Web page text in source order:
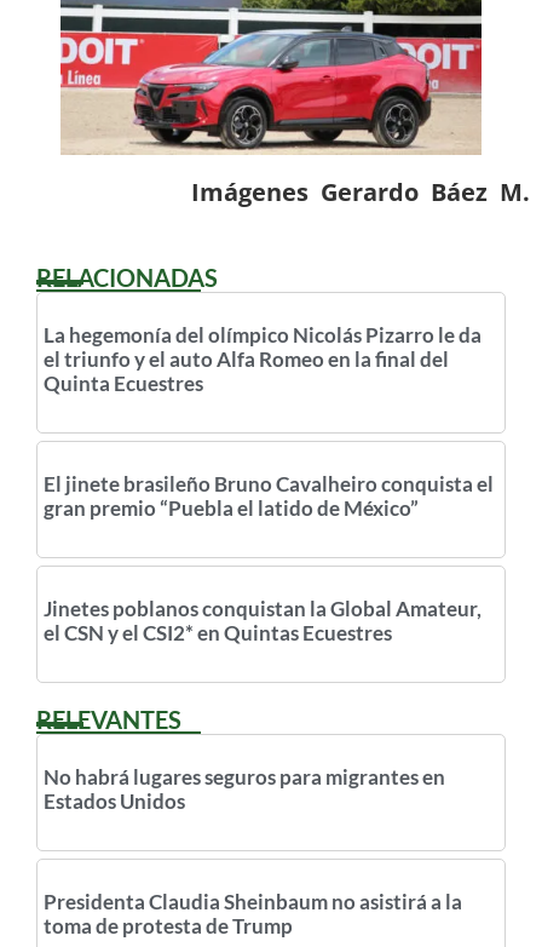
Imágenes Gerardo Báez M.
RELACIONADAS
La hegemonía del olímpico Nicolás Pizarro le da
el triunfo y el auto Alfa Romeo en la final del
Quinta Ecuestres
El jinete brasileño Bruno Cavalheiro conquista el
gran premio “Puebla el latido de México”
Jinetes poblanos conquistan la Global Amateur,
el CSN y el CSI2* en Quintas Ecuestres
RELEVANTES
No habrá lugares seguros para migrantes en
Estados Unidos
Presidenta Claudia Sheinbaum no asistirá a la
toma de protesta de Trump